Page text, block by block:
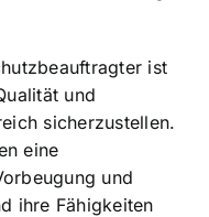
ist
und
sicherzustellen.
eine
und
ihre Fähigkeiten